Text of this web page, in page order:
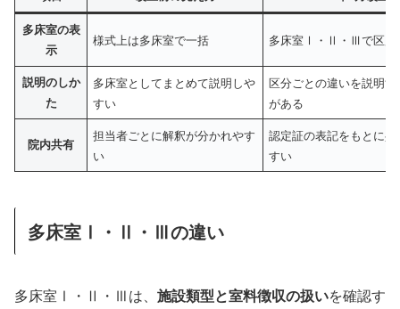
多床室の表
示
様式上は多床室で一括 多床室Ⅰ・Ⅱ・Ⅲで区別
説明のしか
た
多床室としてまとめて説明しや
すい
区分ごとの違いを説明
がある
院内共有
担当者ごとに解釈が分かれやす
い
認定証の表記をもとに
すい
多床室Ⅰ・Ⅱ・Ⅲの違い
多床室Ⅰ・Ⅱ・Ⅲは、 施設類型と室料徴収の扱いを確認す